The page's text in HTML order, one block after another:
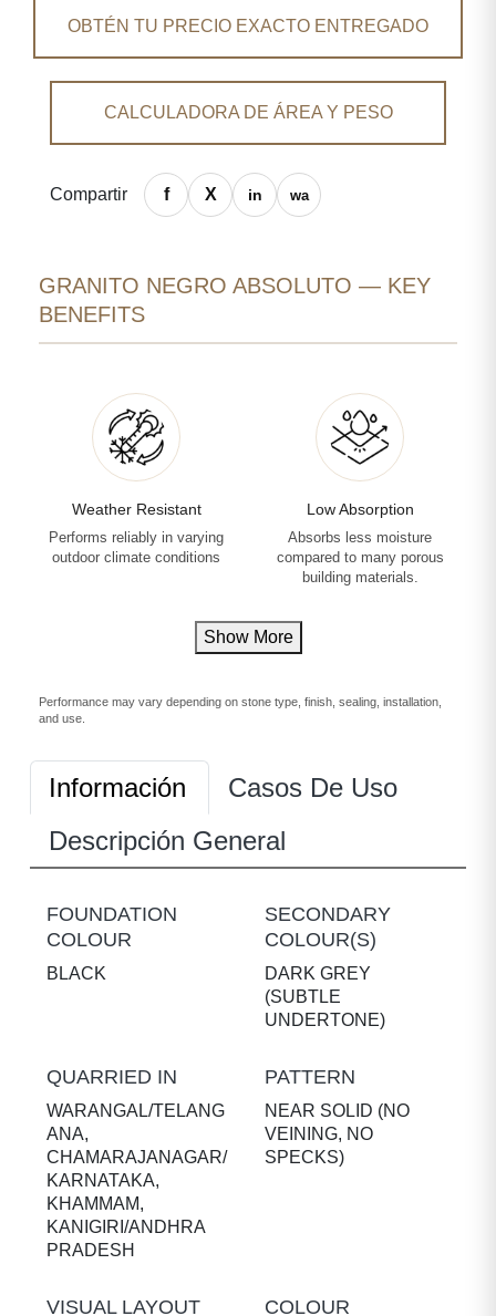
OBTÉN TU PRECIO EXACTO ENTREGADO
CALCULADORA DE ÁREA Y PESO
Compartir
GRANITO NEGRO ABSOLUTO — KEY
BENEFITS
Weather Resistant
Performs reliably in varying
outdoor climate conditions
Low Absorption
Absorbs less moisture
compared to many porous
building materials.
Show More
Performance may vary depending on stone type, finish, sealing, installation,
and use.
Información
Casos De Uso
Descripción General
FOUNDATION
COLOUR
BLACK
SECONDARY
COLOUR(S)
DARK GREY
(SUBTLE
UNDERTONE)
QUARRIED IN
WARANGAL/TELANG
ANA,
CHAMARAJANAGAR/
KARNATAKA,
KHAMMAM,
KANIGIRI/ANDHRA
PRADESH
PATTERN
NEAR SOLID (NO
VEINING, NO
SPECKS)
VISUAL LAYOUT COLOUR